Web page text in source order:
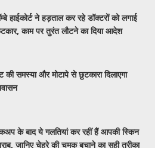
हाईकोर्ट ने हड़ताल कर रहे डॉक्टरों को लगाई
काम पर तुरंत लौटने का दिया आदेश
की समस्या और मोटापे से छुटकारा दिलाएगा
के बाद ये गलतियां कर रहीं हैं आपकी स्किन
जानिए चेहरे की चमक बचाने का सही तरीका